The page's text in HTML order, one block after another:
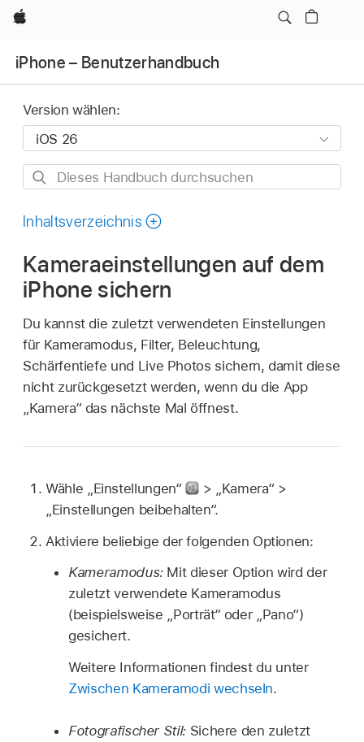
Apple
iPhone – Benutzerhandbuch
Version wählen:
Dieses
durchsuchen
Inhaltsverzeichnis
Kameraeinstellungen auf dem
iPhone sichern
Du kannst die zuletzt verwendeten Einstellungen
für Kameramodus, Filter, Beleuchtung,
Schärfentiefe und Live Photos sichern, damit diese
nicht zurückgesetzt werden, wenn du die App
„Kamera“ das nächste Mal öffnest.
Wähle „Einstellungen“
> „Kamera“ >
„Einstellungen beibehalten“.
Aktiviere beliebige der folgenden Optionen:
Kameramodus:Mit dieser Option wird der
zuletzt verwendete Kameramodus
(beispielsweise „Porträt“ oder „Pano“)
gesichert.
Weitere Informationen findest du unter
Zwischen Kameramodi wechseln.
Fotografischer Stil:Sichere den zuletzt